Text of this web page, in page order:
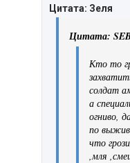
Цитата: Зеля
Цитата:
Кто то
солдат
а
огниво,
по
что
,мля